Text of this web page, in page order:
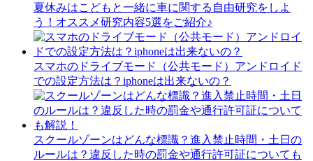
夏休みはこどもと一緒に車に関する自由研究をしよ
う！オススメ研究内容5選をご紹介♪
スマホのドライブモード（公共モード）アンドロイド
での設定方法は？iphoneは出来ないの？
スクールゾーンはどんな標識？進入禁止時間・土日の
ルールは？違反した時の罰金や通行許可証についても